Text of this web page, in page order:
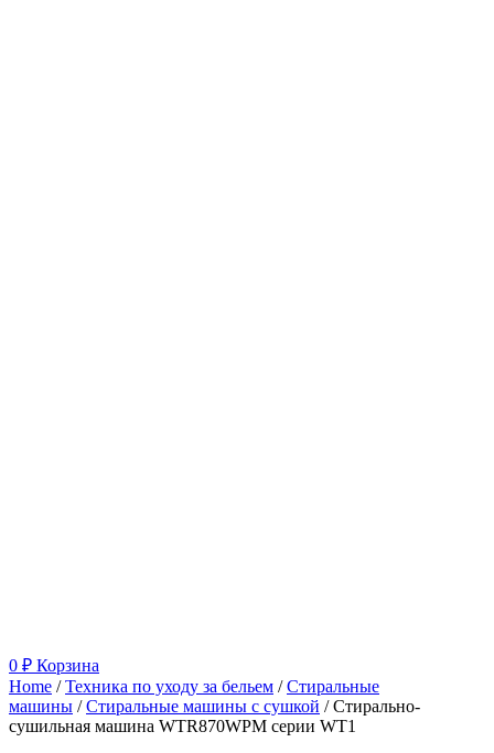
0 ₽ Корзина
Home /Техника по уходу за бельем /Стиральные
машины /Стиральные машины с сушкой / Стирально-
сушильная машина WTR870WPM серии WT1